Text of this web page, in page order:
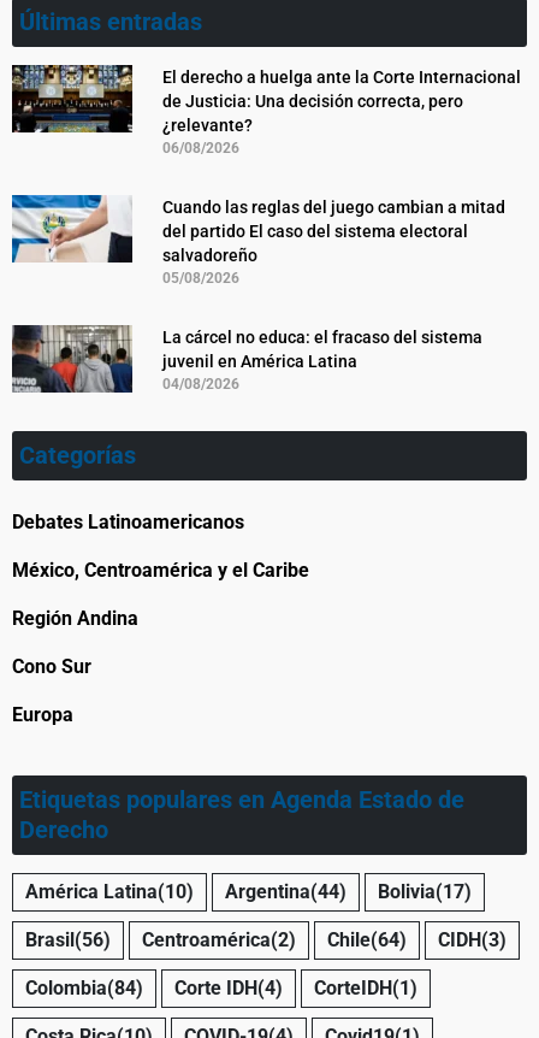
Últimas entradas
El derecho a huelga ante la Corte Internacional
de Justicia: Una decisión correcta, pero
¿relevante?
06/08/2026
Cuando las reglas del juego cambian a mitad
del partido El caso del sistema electoral
salvadoreño
05/08/2026
La cárcel no educa: el fracaso del sistema
juvenil en América Latina
04/08/2026
Categorías
Debates Latinoamericanos
México, Centroamérica y el Caribe
Región Andina
Cono Sur
Europa
Etiquetas populares en Agenda Estado de
Derecho
América Latina(10) Argentina(44) Bolivia(17)
Brasil (56) Centroamérica(2) Chile(64) CIDH (3)
Colombia(84) Corte IDH (4) CorteIDH (1)